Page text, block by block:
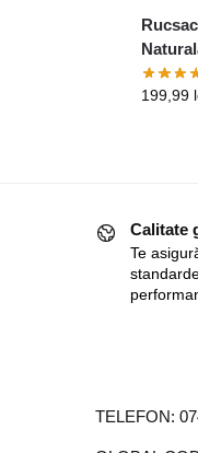
199,99
Calitate
Te
TELEFON: